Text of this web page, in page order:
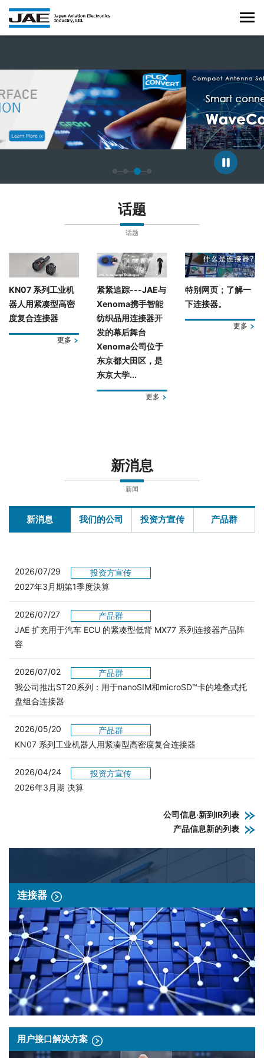
话题
话题
KN07 系列工业机
器人用紧凑型高密
度复合连接器
更多
紧紧追踪---JAE与
Xenoma携手智能
纺织品用连接器开
发的幕后舞台
Xenoma公司位于
东京都大田区，是
东京大学...
更多
特别网页；了解一
下连接器。
更多
新消息
新闻
新消息 我们的公司 投资方宣传 产品群
2026/07/29
投资方宣传
2027年3月期第1季度決算
2026/07/27
产品群
JAE 扩充用于汽车 ECU 的紧凑型低背 MX77 系列连接器产品阵
容
2026/07/02
产品群
我公司推出ST20系列：用于nanoSIM和microSD™卡的堆叠式托
盘组合连接器
2026/05/20
产品群
KN07 系列工业机器人用紧凑型高密度复合连接器
2026/04/24
投资方宣传
2026年3月期 决算
公司信息·新到IR列表
产品信息新的列表
连接器
用户接口解决方案